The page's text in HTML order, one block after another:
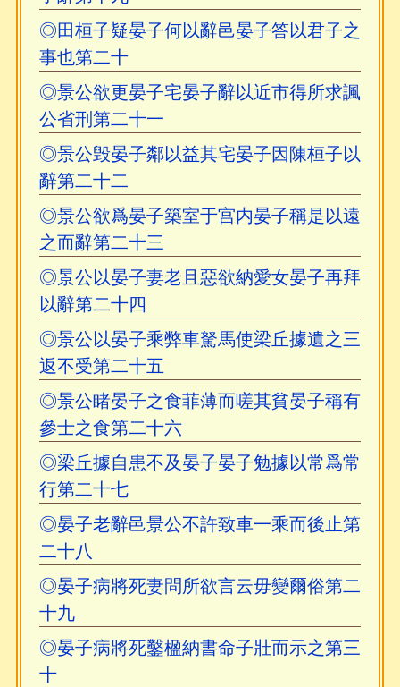
◎田桓子疑晏子何以辭邑晏子答以君子之
事也第二十
◎景公欲更晏子宅晏子辭以近市得所求諷
公省刑第二十一
◎景公毁晏子鄰以益其宅晏子因陳桓子以
辭第二十二
◎景公欲爲晏子築室于宫内晏子稱是以遠
之而辭第二十三
◎景公以晏子妻老且惡欲納愛女晏子再拜
以辭第二十四
◎景公以晏子乘弊車駑馬使梁丘據遺之三
返不受第二十五
◎景公睹晏子之食菲薄而嗟其貧晏子稱有
參士之食第二十六
◎梁丘據自患不及晏子晏子勉據以常爲常
行第二十七
◎晏子老辭邑景公不許致車一乘而後止第
二十八
◎晏子病將死妻問所欲言云毋變爾俗第二
十九
◎晏子病將死鑿楹納書命子壯而示之第三
十